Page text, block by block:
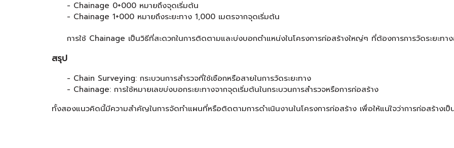
- Chainage 0+000 หมายถึงจุดเริ่มต้น
- Chainage 1+000 หมายถึงระยะทาง 1,000 เมตรจากจุดเริ่มต้น
การใช้ Chainage เป็นวิธีที่สะดวกในการติดตามและบ่งบอกตำแหน่งในโครงการก่อสร้างใหญ่ๆ ที่ต้องการการวัดระยะทา
สรุป
- Chain Surveying: กระบวนการสำรวจที่ใช้เชือกหรือสายในการวัดระยะทาง
- Chainage: การใช้หมายเลขบ่งบอกระยะทางจากจุดเริ่มต้นในกระบวนการสำรวจหรือการก่อสร้าง
ทั้งสองแนวคิดนี้มีความสำคัญในการจัดทำแผนที่หรือติดตามการดำเนินงานในโครงการก่อสร้าง เพื่อให้แน่ใจว่าการก่อสร้างเป็